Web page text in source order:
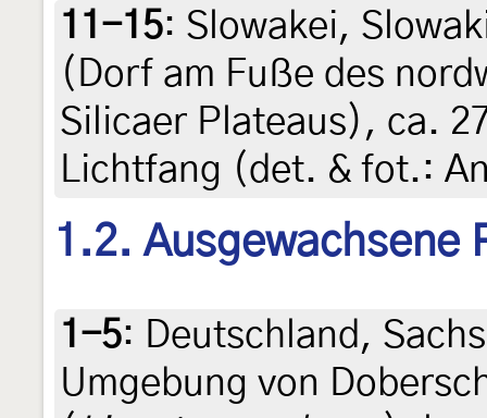
11-15: Slowakei,
(Dorf am Fuße des
Silicaer Plateaus), ca.
Lichtfang (det. & fot.:
1.2. Ausgewachsene
1-5: Deutschland,
Umgebung von